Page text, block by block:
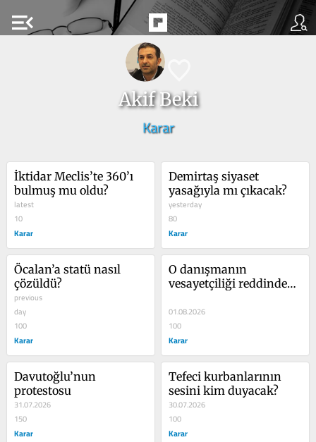
menu_open
Akif Beki
Karar
İktidar Meclis’te 360’ı
bulmuş mu oldu?
latest
10
Karar
Demirtaş siyaset
yasağıyla mı çıkacak?
yesterday
80
Karar
Öcalan’a statü nasıl
çözüldü?
previous
day
100
Karar
O danışmanın
vesayetçiliği reddindeki
01.08.2026
100
Karar
Davutoğlu’nun
protestosu
31.07.2026
150
Karar
Tefeci kurbanlarının
sesini kim duyacak?
30.07.2026
100
Karar